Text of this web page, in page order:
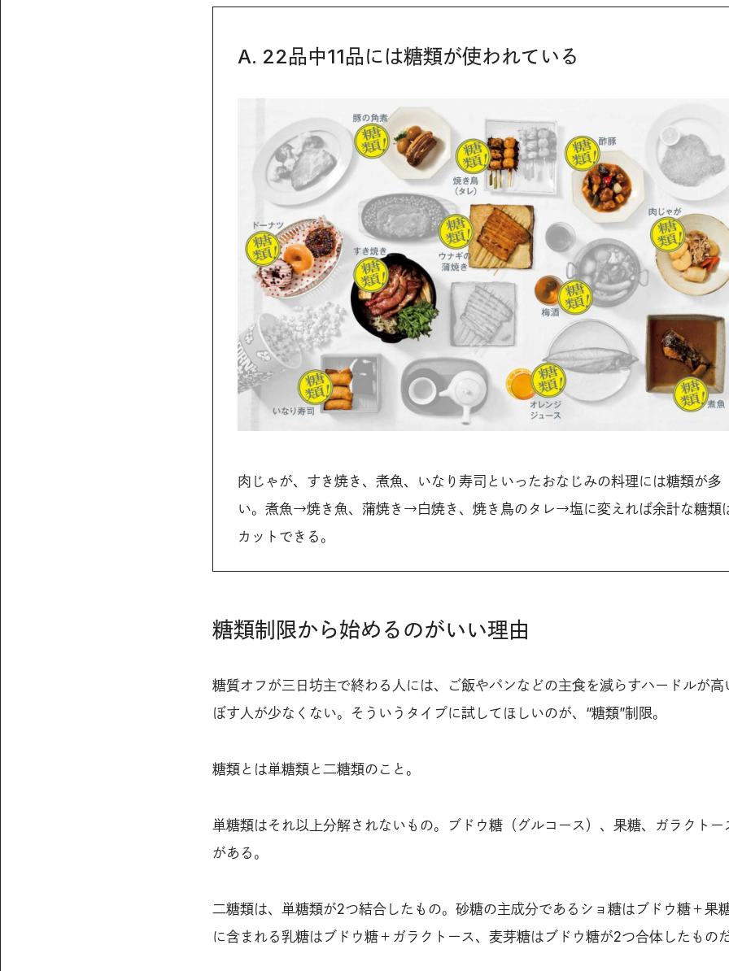
A. 22品中11品には糖類が使われている
肉じゃが、すき焼き、煮魚、いなり寿司といったおなじみの料理には糖類が多
い。煮魚→焼き魚、蒲焼き→白焼き、焼き鳥のタレ→塩に変えれば余計な糖類
カットできる。
糖類制限から始めるのがいい理由
糖質オフが三日坊主で終わる人には、ご飯やパンなどの主食を減らすハードルが高
ぼす人が少なくない。そういうタイプに試してほしいのが、“糖類”制限。
糖類とは単糖類と二糖類のこと。
単糖類はそれ以上分解されないもの。ブドウ糖（グルコース）、果糖、ガラクトー
がある。
二糖類は、単糖類が2つ結合したもの。砂糖の主成分であるショ糖はブドウ糖＋果
に含まれる乳糖はブドウ糖＋ガラクトース、麦芽糖はブドウ糖が2つ合体したもの